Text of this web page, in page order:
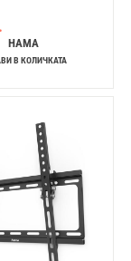
HAMA
В КОЛИЧКАТА